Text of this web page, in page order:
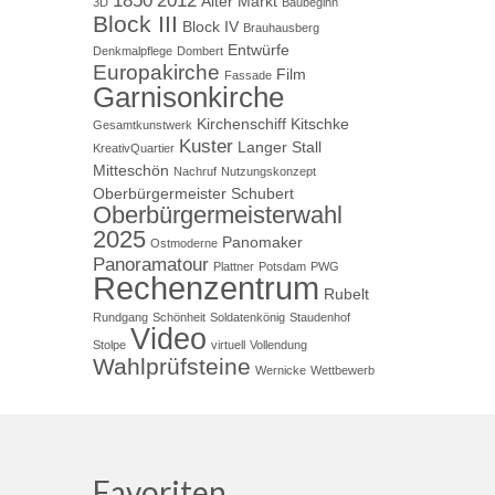
Block III Block IV Brauhausberg
Denkmalpflege Dombert Entwürfe
Europakirche Fassade Film
Garnisonkirche
Gesamtkunstwerk Kirchenschiff Kitschke
KreativQuartier Kuster Langer Stall
Mitteschön Nachruf Nutzungskonzept
Oberbürgermeister Schubert
Oberbürgermeisterwahl
2025 Ostmoderne Panomaker
Panoramatour Plattner Potsdam PWG
Rechenzentrum Rubelt
Rundgang Schönheit Soldatenkönig Staudenhof
Stolpe Video virtuell Vollendung
Wahlprüfsteine Wernicke Wettbewerb